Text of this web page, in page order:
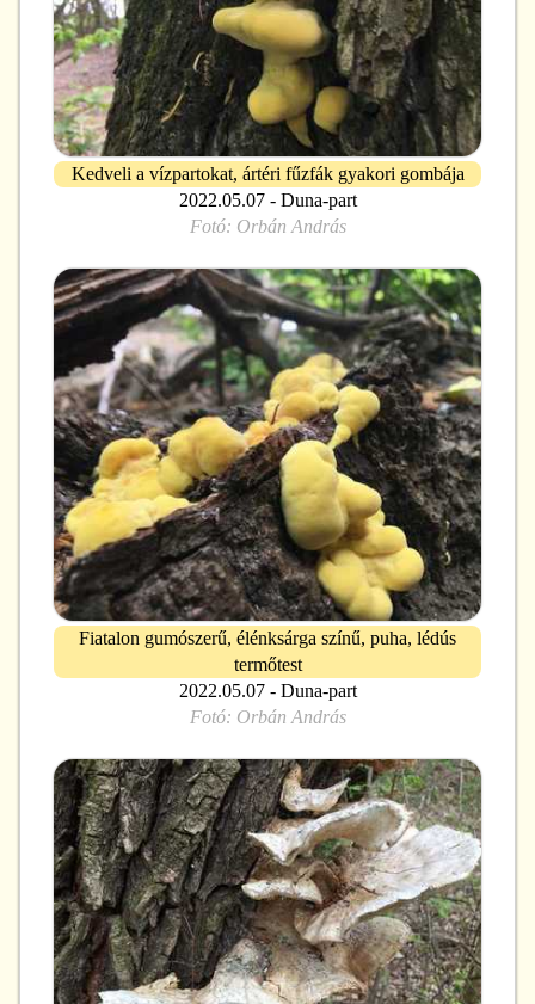
Kedveli a vízpartokat, ártéri fűzfák gyakori gombája
2022.05.07 - Duna-part
Fotó: Orbán András
Fiatalon gumószerű, élénksárga színű, puha, lédús
termőtest
2022.05.07 - Duna-part
Fotó: Orbán András